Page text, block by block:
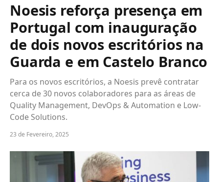
Noesis reforça presença em
Portugal com inauguração
de dois novos escritórios na
Guarda e em Castelo Branco
Para os novos escritórios, a Noesis prevê contratar
cerca de 30 novos colaboradores para as áreas de
Quality Management, DevOps & Automation e Low-
Code Solutions.
23 de Fevereiro, 2025